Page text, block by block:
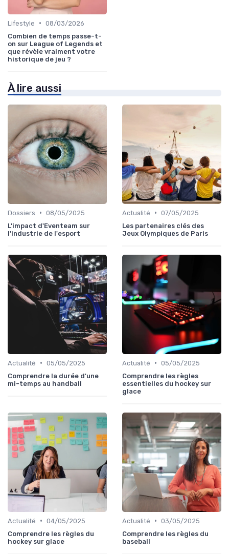
Lifestyle • 08/03/2026
Combien de temps passe-t-
on sur League of Legends et
que révèle vraiment votre
historique de jeu ?
À lire aussi
Dossiers • 08/05/2025
L'impact d'Eventeam sur
l'industrie de l'esport
Actualité • 07/05/2025
Les partenaires clés des
Jeux Olympiques de Paris
Actualité • 05/05/2025
Comprendre la durée d'une
mi-temps au handball
Actualité • 05/05/2025
Comprendre les règles
essentielles du hockey sur
glace
Actualité • 04/05/2025
Comprendre les règles du
hockey sur glace
Actualité • 03/05/2025
Comprendre les règles du
baseball